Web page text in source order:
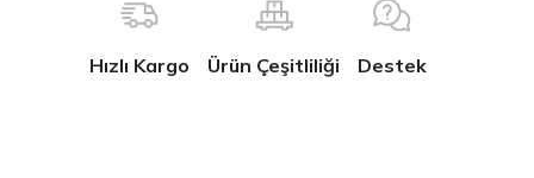
Hızlı Kargo Ürün Çeşitliliği Destek